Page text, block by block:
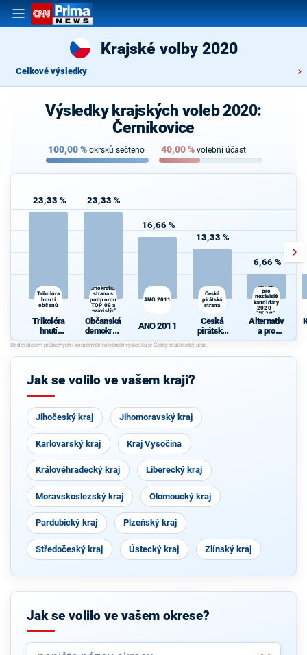
Krajské volby 2020
Celkové výsledky
Výsledky krajských voleb 2020:
Černíkovice
100,00% okrsků sečteno 40,00% volební účast
23,33 %
Trikolóra
hnutí
občanů
Trikolóra
hnutí
občanů
23,33 %
demokratická
strana s
podporou
TOP 09 a
nezávislých
starostů
Občanská
demokrati
cká strana
s podporou
TOP 09 a
h starostů
16,66 %
ANO 2011
ANO 2011
13,33 %
Česká
pirátská
strana
Česká
pirátská
strana
6,66 %
Alternativa
pro
nezávislé
kandidáty
2020 -
ANK 2020
Alternativ
a pro
nezávislé
2020 -
Jak se volilo ve vašem kraji?
Jihočeský kraj Jihomoravský kraj
Karlovarský kraj Kraj Vysočina
Královéhradecký kraj Liberecký kraj
Moravskoslezský kraj Olomoucký kraj
Pardubický kraj Plzeňský kraj
Středočeský kraj Ústecký kraj Zlínský kraj
Jak se volilo ve vašem okrese?